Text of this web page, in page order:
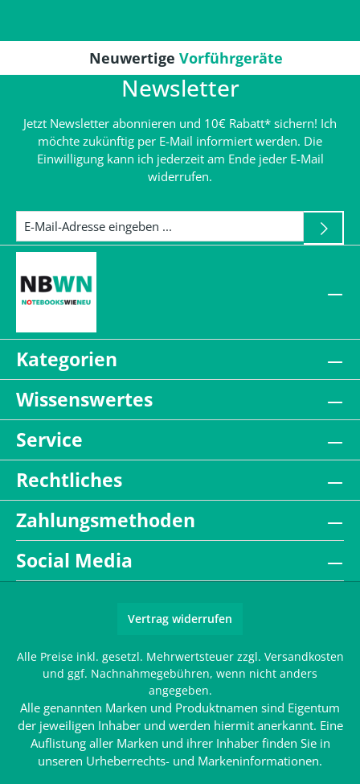
Neuwertige Vorführgeräte
Newsletter
Jetzt Newsletter abonnieren und 10€ Rabatt* sichern! Ich
möchte zukünftig per E-Mail informiert werden. Die
Einwilligung kann ich jederzeit am Ende jeder E-Mail
widerrufen.
Kategorien
Wissenswertes
Service
Rechtliches
Zahlungsmethoden
Social Media
Vertrag widerrufen
Alle Preise inkl. gesetzl. Mehrwertsteuer zzgl. Versandkosten
und ggf. Nachnahmegebühren, wenn nicht anders
angegeben.
Alle genannten Marken und Produktnamen sind Eigentum
der jeweiligen Inhaber und werden hiermit anerkannt. Eine
Auflistung aller Marken und ihrer Inhaber finden Sie in
unseren Urheberrechts- und Markeninformationen.